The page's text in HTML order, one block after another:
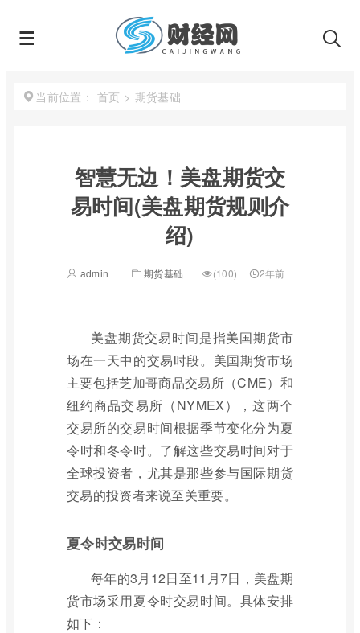
当前位置： 首页 > 期货基础
智慧无边！美盘期货交
易时间(美盘期货规则介
绍)
admin 期货基础 (100) 2年前
美盘期货交易时间是指美国期货市
场在一天中的交易时段。美国期货市场
主要包括芝加哥商品交易所（CME）和
纽约商品交易所（NYMEX），这两个
交易所的交易时间根据季节变化分为夏
令时和冬令时。了解这些交易时间对于
全球投资者，尤其是那些参与国际期货
交易的投资者来说至关重要。
夏令时交易时间
每年的3月12日至11月7日，美盘期
货市场采用夏令时交易时间。具体安排
如下：